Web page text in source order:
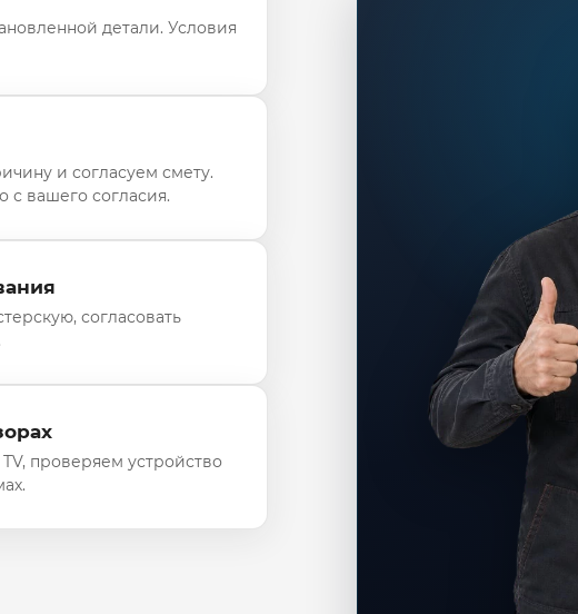
детали. Условия
и согласуем смету.
вашего согласия.
согласовать
проверяем устройство